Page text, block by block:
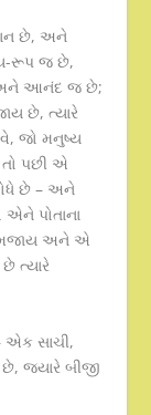
છે, અને
રૂપ જ છે,
અને આનંદ જ છે;
છે, ત્યારે
જો મનુષ્ય
તો પછી એ
શોધે છે – અને
પોતાના
અને એ
ત્યારે
એક સાચી,
છે, જ્યારે બીજી